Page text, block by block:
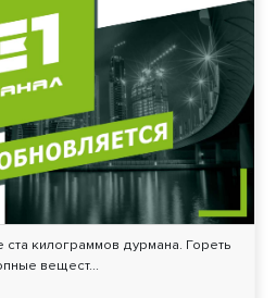
килограммов дурмана. Гореть
вещест...